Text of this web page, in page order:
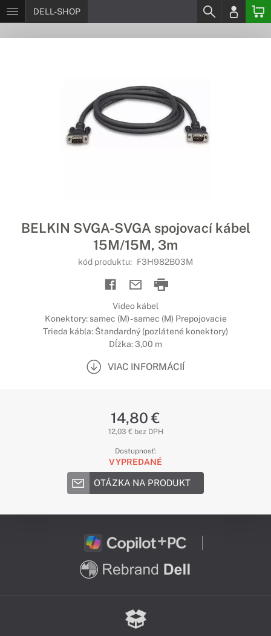
DELL-SHOP
BELKIN SVGA-SVGA spojovací kábel
15M/15M, 3m
kód produktu: F3H982B03M
Video kábel
Konektory: samec (M) - samec (M) Prepojovacie
Trieda kábla: Štandardný (pozlátené konektory)
Dĺžka: 3,00 m
VIAC INFORMÁCIÍ
14,80 €
12,03 € bez DPH
Dostupnosť:
VYPREDANÉ
OTÁZKA NA PRODUKT